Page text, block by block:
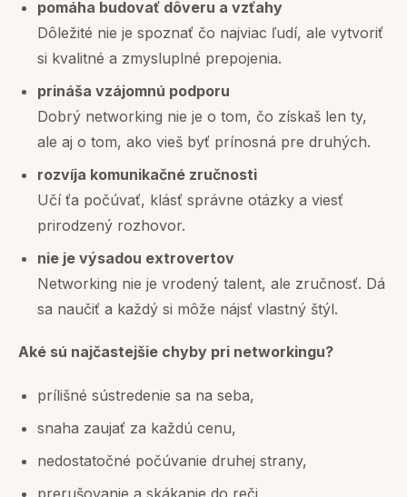
pomáha budovať dôveru a vzťahy
Dôležité nie je spoznať čo najviac ľudí, ale vytvoriť
si kvalitné a zmysluplné prepojenia.
prináša vzájomnú podporu
Dobrý networking nie je o tom, čo získaš len ty,
ale aj o tom, ako vieš byť prínosná pre druhých.
rozvíja komunikačné zručnosti
Učí ťa počúvať, klásť správne otázky a viesť
prirodzený rozhovor.
nie je výsadou extrovertov
Networking nie je vrodený talent, ale zručnosť. Dá
sa naučiť a každý si môže nájsť vlastný štýl.
Aké sú najčastejšie chyby pri networkingu?
prílišné sústredenie sa na seba,
snaha zaujať za každú cenu,
nedostatočné počúvanie druhej strany,
prerušovanie a skákanie do reči,